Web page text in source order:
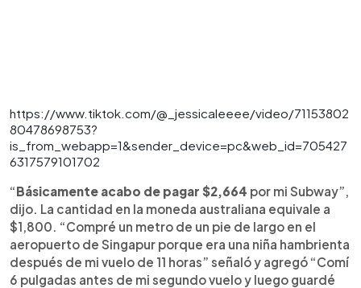
https://www.tiktok.com/@_jessicaleeee/video/71153802
80478698753?
is_from_webapp=1&sender_device=pc&web_id=705427
6317579101702
“Básicamente acabo de pagar $2,664 por mi Subway”,
dijo. La cantidad en la moneda australiana equivale a
$1,800. “Compré un metro de un pie de largo en el
aeropuerto de Singapur porque era una niña hambrienta
después de mi vuelo de 11 horas” señaló y agregó “Comí
6 pulgadas antes de mi segundo vuelo y luego guardé